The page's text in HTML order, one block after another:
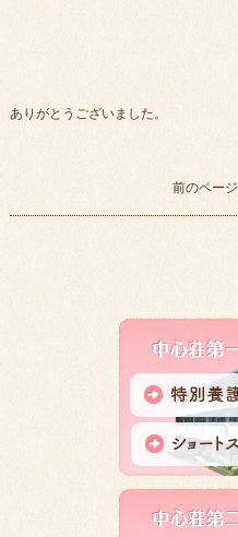
ありがとうございました。
前のページ